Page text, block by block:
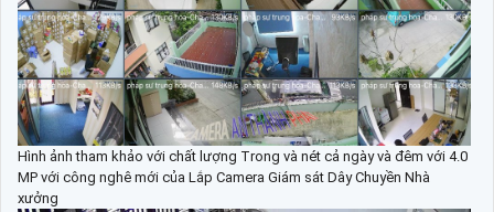
Hình ảnh tham khảo với chất lượng Trong và nét cả ngày và đêm với 4.0
MP với công nghê mới của Lắp Camera Giám sát Dây Chuyền Nhà
xưởng